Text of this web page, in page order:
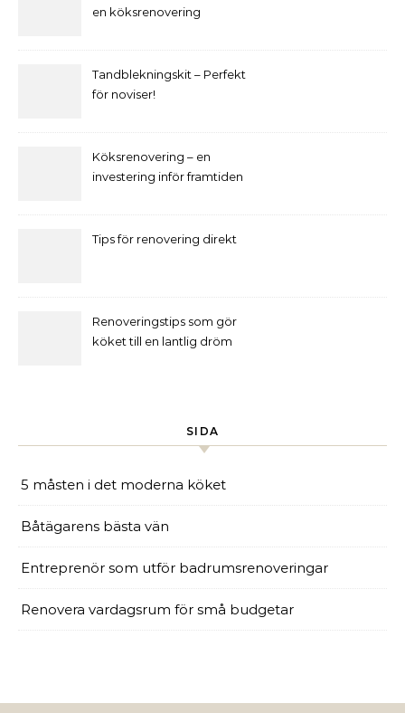
en köksrenovering
Tandblekningskit – Perfekt
för noviser!
Köksrenovering – en
investering inför framtiden
Tips för renovering direkt
Renoveringstips som gör
köket till en lantlig dröm
SIDA
5 måsten i det moderna köket
Båtägarens bästa vän
Entreprenör som utför badrumsrenoveringar
Renovera vardagsrum för små budgetar